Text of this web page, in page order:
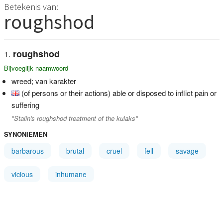
Betekenis van:
roughshod
roughshod
Bijvoeglijk naamwoord
wreed; van karakter
(of persons or their actions) able or disposed to inflict pain or
suffering
"Stalin's roughshod treatment of the kulaks"
SYNONIEMEN
barbarous brutal cruel fell savage
vicious inhumane